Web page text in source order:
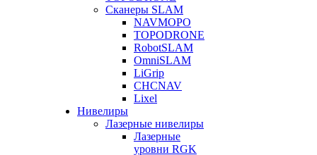
Сканеры SLAM
NAVMOPO
TOPODRONE
RobotSLAM
OmniSLAM
LiGrip
CHCNAV
Lixel
Нивелиры
Лазерные нивелиры
Лазерные
уровни RGK